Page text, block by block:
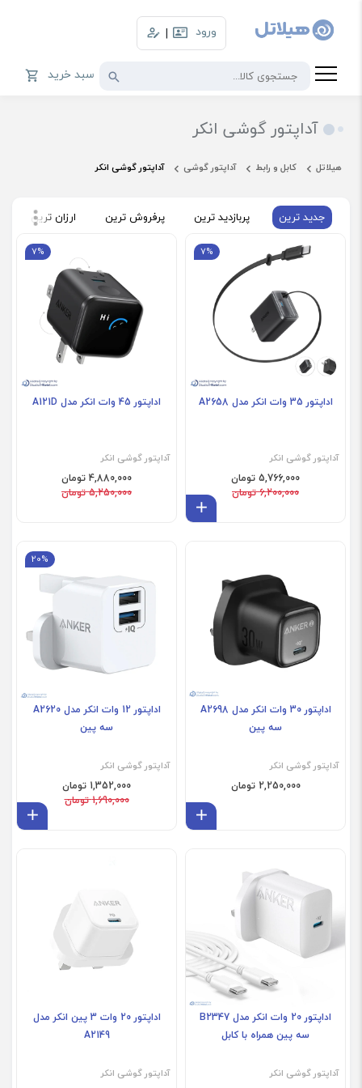
ورود |
سبد خرید
آداپتور گوشی انکر
هیلاتل کابل و رابط آداپتور گوشی آداپتور گوشی انکر
جدید ترین پربازدید ترین پرفروش ترین ارزان ترین
فروش ویژه
7%
اداپتور 35 وات انکر مدل A2658
آداپتور گوشی انکر
5,766,000 تومان
6,200,000 تومان
7%
اداپتور 45 وات انکر مدل A121D
آداپتور گوشی انکر
4,880,000 تومان
5,250,000 تومان
فروش ویژه
اداپتور 30 وات انکر مدل A2698
سه پین
آداپتور گوشی انکر
2,250,000 تومان
فروش ویژه
20%
اداپتور 12 وات انکر مدل A2620
سه پین
آداپتور گوشی انکر
1,352,000 تومان
1,690,000 تومان
اداپتور 20 وات انکر مدل B2347
سه پین همراه با کابل
آداپتور گوشی انکر
اداپتور 20 وات 3 پین انکر مدل
A2149
آداپتور گوشی انکر